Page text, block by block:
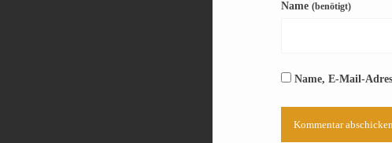
Name (benötigt)
Name, E-Mail-